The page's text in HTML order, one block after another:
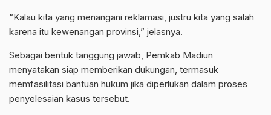
“Kalau kita yang menangani reklamasi, justru kita yang salah
karena itu kewenangan provinsi,” jelasnya.
Sebagai bentuk tanggung jawab, Pemkab Madiun
menyatakan siap memberikan dukungan, termasuk
memfasilitasi bantuan hukum jika diperlukan dalam proses
penyelesaian kasus tersebut.